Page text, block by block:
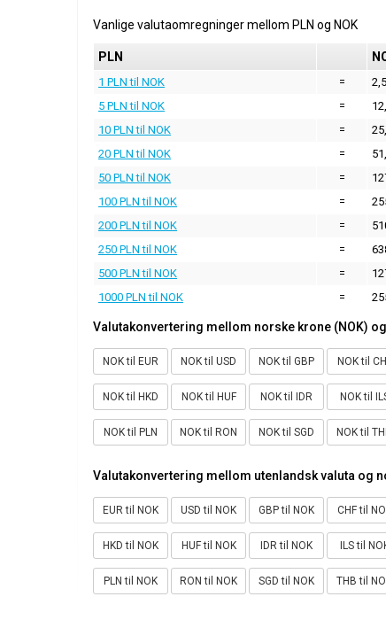
Vanlige valutaomregninger mellom PLN og NOK
PLN
1 PLN til NOK =
5 PLN til NOK
=
10 PLN til NOK
=
20 PLN til NOK
=
50 PLN til NOK
=
100 PLN til NOK
=
200 PLN til NOK
=
250 PLN til NOK
=
500 PLN til NOK
=
1000 PLN til NOK
=
Valutakonvertering mellom norske krone (NOK)
NOK til EUR NOK til USD NOK til GBP NOK til
NOK til HKD NOK til HUF NOK til IDR NOK til
NOK til PLN NOK til RON NOK til SGD NOK til
Valutakonvertering mellom utenlandsk valuta og
EUR til NOK USD til NOK GBP til NOK CHF til
HKD til NOK HUF til NOK IDR til NOK ILS til
PLN til NOK RON til NOK SGD til NOK THB til